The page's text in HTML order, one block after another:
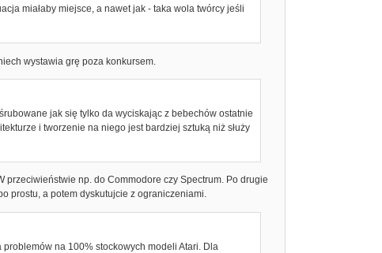
miałaby miejsce, a nawet jak - taka wola twórcy jeśli
wystawia grę poza konkursem.
jak się tylko da wyciskając z bebechów ostatnie
i tworzenie na niego jest bardziej sztuką niż służy
przeciwieństwie np. do Commodore czy Spectrum. Po drugie
prostu, a potem dyskutujcie z ograniczeniami.
na 100% stockowych modeli Atari. Dla